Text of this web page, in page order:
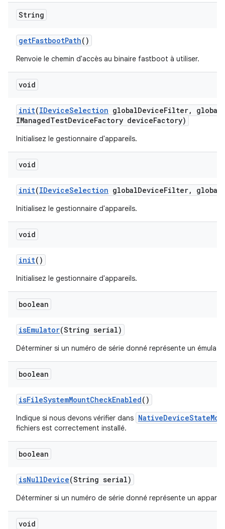
String
getFastbootPath()
Renvoie le chemin d'accès au binaire fastboot à utiliser.
void
init(IDeviceSelection globalDeviceFilter, global
IManagedTestDeviceFactory deviceFactory)
Initialisez le gestionnaire d'appareils.
void
init(IDeviceSelection globalDeviceFilter, global
Initialisez le gestionnaire d'appareils.
void
init()
Initialisez le gestionnaire d'appareils.
boolean
isEmulator(String serial)
Déterminer si un numéro de série donné représente un
boolean
isFileSystemMountCheckEnabled()
Indique si nous devons vérifier dans
fichiers est correctement installé.
boolean
isNullDevice(String serial)
Déterminer si un numéro de série donné représente un
void